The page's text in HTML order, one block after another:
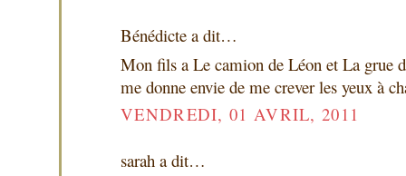
Bénédicte a dit…
Mon fils a Le camion de Léon et La grue
me donne envie de me crever les yeux à
VENDREDI, 01 AVRIL, 2011
sarah a dit…